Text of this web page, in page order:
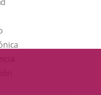
Este
enlace